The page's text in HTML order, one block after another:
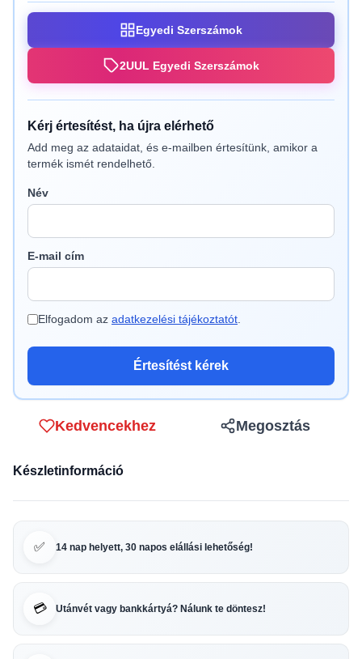
Egyedi Szerszámok
2UUL Egyedi Szerszámok
Kérj értesítést, ha újra elérhető
Add meg az adataidat, és e-mailben értesítünk, amikor a
termék ismét rendelhető.
Név
E-mail cím
Elfogadom az adatkezelési tájékoztatót
Értesítést kérek
Kedvencekhez Megosztás
Készletinformáció
✅ 14 nap helyett, 30 napos elállási lehetőség!
💳 Utánvét vagy bankkártyá? Nálunk te döntesz!